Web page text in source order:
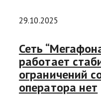
29.10.2025
Сеть
работает
ограничений
оператора нет